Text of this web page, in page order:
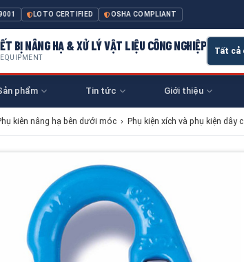
LOTO CERTIFIED OSHA COMPLIANT
BỊ NÂNG HẠ & XỬ LÝ VẬT LIỆU CÔNG NGHIỆP
EQUIPMENT
phẩm Tin tức Giới thiệu
kiên nâng hạ bên dưới móc › Phụ kiện xích và phụ kiện dây